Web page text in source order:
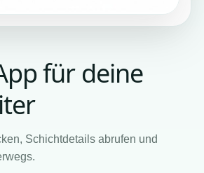
für deine
Schichtdetails abrufen und